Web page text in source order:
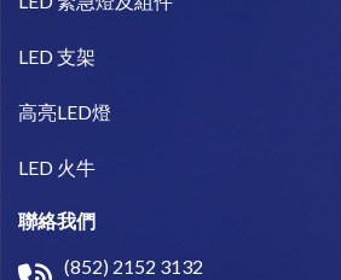
LED 支架
高亮LED燈
LED 火牛
聯絡我們
(852) 2152 3132